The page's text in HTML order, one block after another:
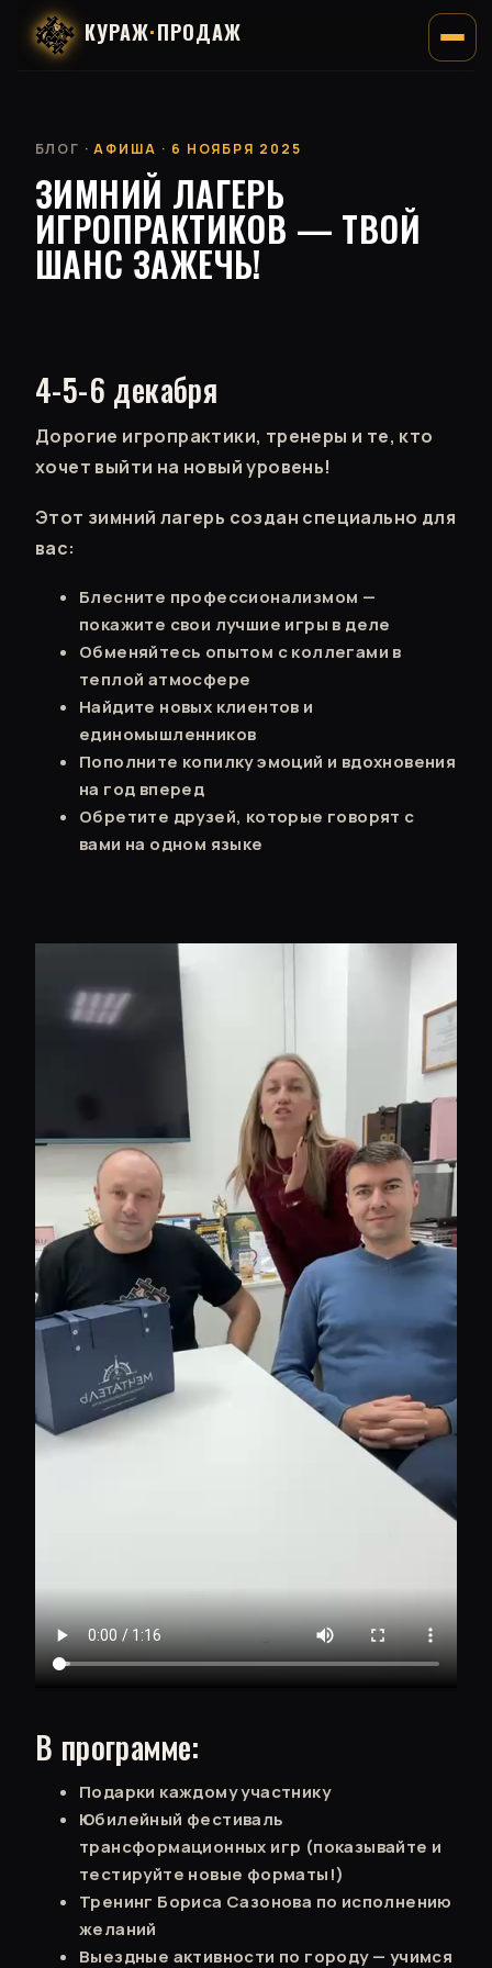
КУРАЖ·ПРОДАЖ
БЛОГ · АФИША · 6 НОЯБРЯ 2025
ЗИМНИЙ ЛАГЕРЬ
ИГРОПРАКТИКОВ — ТВОЙ
ШАНС ЗАЖЕЧЬ!
4-5-6 декабря
Дорогие игропрактики, тренеры и те, кто
хочет выйти на новый уровень!
Этот зимний лагерь создан специально для
вас:
Блесните профессионализмом —
покажите свои лучшие игры в деле
Обменяйтесь опытом с коллегами в
теплой атмосфере
Найдите новых клиентов и
единомышленников
Пополните копилку эмоций и вдохновения
на год вперед
Обретите друзей, которые говорят с
вами на одном языке
В программе:
Подарки каждому участнику
Юбилейный фестиваль
трансформационных игр (показывайте и
тестируйте новые форматы!)
Тренинг Бориса Сазонова по исполнению
желаний
Выездные активности по городу — учимся